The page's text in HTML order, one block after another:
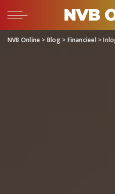
NVB
NVB Online > Blog> Financieel>